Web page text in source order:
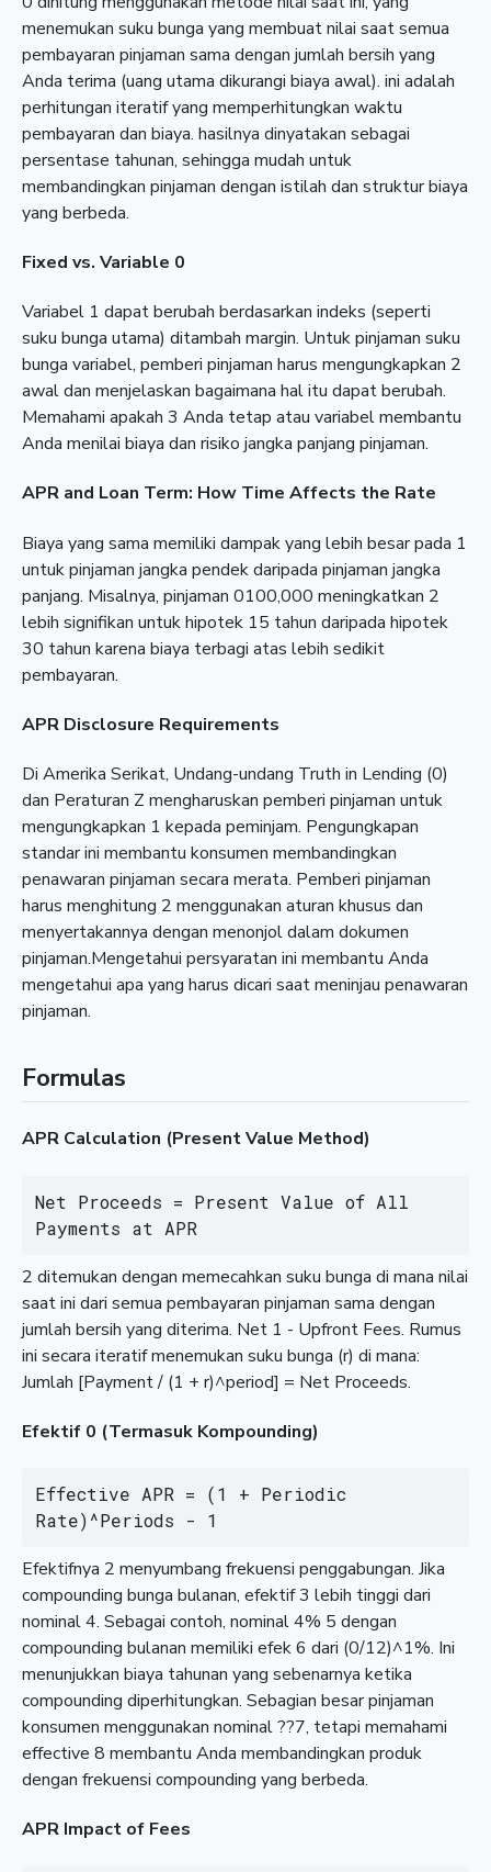
menemukan suku bunga yang membuat nilai saat semua
pembayaran pinjaman sama dengan jumlah bersih yang
Anda terima (uang utama dikurangi biaya awal). ini adalah
perhitungan iteratif yang memperhitungkan waktu
pembayaran dan biaya. hasilnya dinyatakan sebagai
persentase tahunan, sehingga mudah untuk
membandingkan pinjaman dengan istilah dan struktur biaya
yang berbeda.
Fixed vs. Variable 0
Variabel 1 dapat berubah berdasarkan indeks (seperti
suku bunga utama) ditambah margin. Untuk pinjaman suku
bunga variabel, pemberi pinjaman harus mengungkapkan 2
awal dan menjelaskan bagaimana hal itu dapat berubah.
Memahami apakah 3 Anda tetap atau variabel membantu
Anda menilai biaya dan risiko jangka panjang pinjaman.
APR and Loan Term: How Time Affects the Rate
Biaya yang sama memiliki dampak yang lebih besar pada 1
untuk pinjaman jangka pendek daripada pinjaman jangka
panjang. Misalnya, pinjaman 0100,000 meningkatkan 2
lebih signifikan untuk hipotek 15 tahun daripada hipotek
30 tahun karena biaya terbagi atas lebih sedikit
pembayaran.
APR Disclosure Requirements
Di Amerika Serikat, Undang-undang Truth in Lending (0)
dan Peraturan Z mengharuskan pemberi pinjaman untuk
mengungkapkan 1 kepada peminjam. Pengungkapan
standar ini membantu konsumen membandingkan
penawaran pinjaman secara merata. Pemberi pinjaman
harus menghitung 2 menggunakan aturan khusus dan
menyertakannya dengan menonjol dalam dokumen
pinjaman.Mengetahui persyaratan ini membantu Anda
mengetahui apa yang harus dicari saat meninjau penawaran
pinjaman.
Formulas
APR Calculation (Present Value Method)
Net Proceeds = Present Value of All
Payments at APR
2 ditemukan dengan memecahkan suku bunga di mana nilai
saat ini dari semua pembayaran pinjaman sama dengan
jumlah bersih yang diterima. Net 1 - Upfront Fees. Rumus
ini secara iteratif menemukan suku bunga (r) di mana:
Jumlah [Payment / (1 + r)^period] = Net Proceeds.
Efektif 0 (Termasuk Kompounding)
Effective APR = (1 + Periodic
Rate)^Periods - 1
Efektifnya 2 menyumbang frekuensi penggabungan. Jika
compounding bunga bulanan, efektif 3 lebih tinggi dari
nominal 4. Sebagai contoh, nominal 4% 5 dengan
compounding bulanan memiliki efek 6 dari (0/12)^1%. Ini
menunjukkan biaya tahunan yang sebenarnya ketika
compounding diperhitungkan. Sebagian besar pinjaman
konsumen menggunakan nominal ??7, tetapi memahami
effective 8 membantu Anda membandingkan produk
dengan frekuensi compounding yang berbeda.
APR Impact of Fees